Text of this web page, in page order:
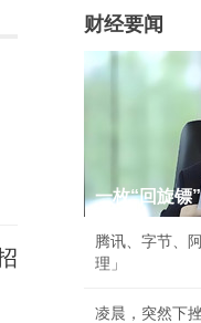
财经要闻
一枚“回旋镖
腾讯、字节、
理」
凌晨，突然下